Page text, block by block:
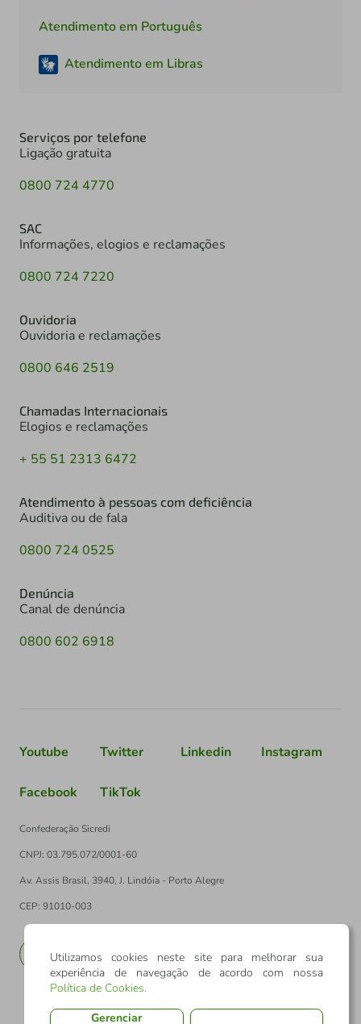
Atendimento em Português
Atendimento em Libras
Serviços por telefone
Ligação gratuita
0800 724 4770
SAC
Informações, elogios e reclamações
0800 724 7220
Ouvidoria
Ouvidoria e reclamações
0800 646 2519
Chamadas Internacionais
Elogios e reclamações
+ 55 51 2313 6472
Atendimento à pessoas com deficiência
Auditiva ou de fala
0800 724 0525
Denúncia
Canal de denúncia
0800 602 6918
Youtube Twitter Linkedin Instagram
Facebook TikTok
Confederação Sicredi
CNPJ: 03.795.072/0001-60
Av. Assis Brasil, 3940, J. Lindóia - Porto Alegre
CEP: 91010-003
EN
Utilizamos cookies neste site para melhorar sua
experiência de navegação de acordo com nossa
Política de Cookies.
Gerenciar